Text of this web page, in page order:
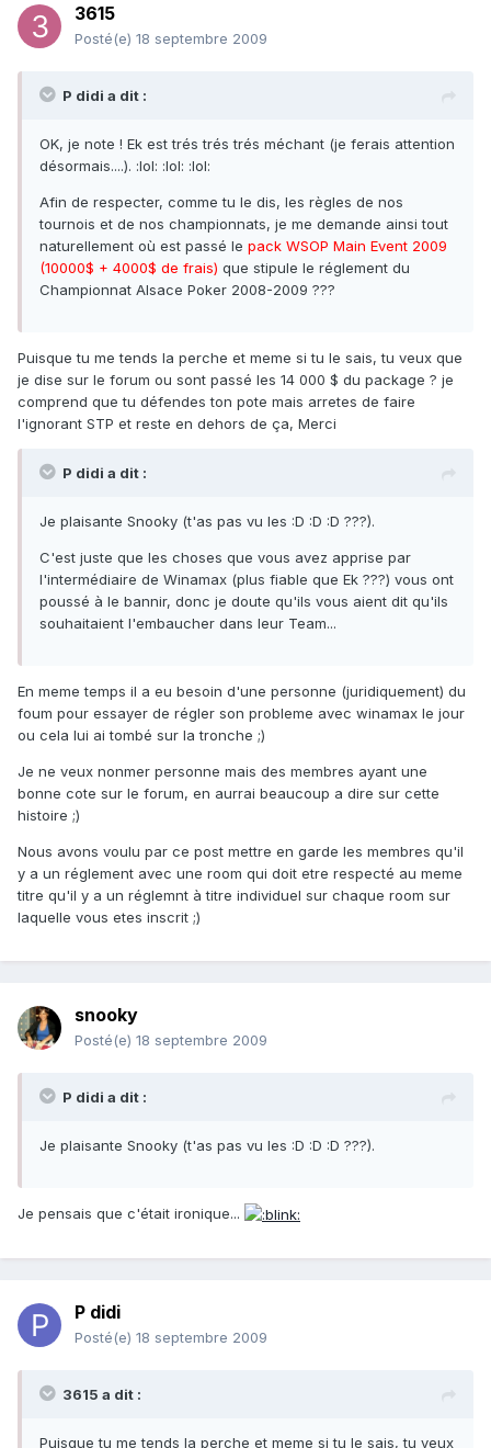
3615
Posté(e) 18 septembre 2009
P didi a dit :
OK, je note ! Ek est trés trés trés méchant (je ferais attention
désormais....). :lol: :lol: :lol:
Afin de respecter, comme tu le dis, les règles de nos
tournois et de nos championnats, je me demande ainsi tout
naturellement où est passé le pack WSOP Main Event 2009
(10000$ + 4000$ de frais) que stipule le réglement du
Championnat Alsace Poker 2008-2009 ???
Puisque tu me tends la perche et meme si tu le sais, tu veux que
je dise sur le forum ou sont passé les 14 000 $ du package ? je
comprend que tu défendes ton pote mais arretes de faire
l'ignorant STP et reste en dehors de ça, Merci
P didi a dit :
Je plaisante Snooky (t'as pas vu les :D :D :D ???).
C'est juste que les choses que vous avez apprise par
l'intermédiaire de Winamax (plus fiable que Ek ???) vous ont
poussé à le bannir, donc je doute qu'ils vous aient dit qu'ils
souhaitaient l'embaucher dans leur Team...
En meme temps il a eu besoin d'une personne (juridiquement) du
foum pour essayer de régler son probleme avec winamax le jour
ou cela lui ai tombé sur la tronche ;)
Je ne veux nonmer personne mais des membres ayant une
bonne cote sur le forum, en aurrai beaucoup a dire sur cette
histoire ;)
Nous avons voulu par ce post mettre en garde les membres qu'il
y a un réglement avec une room qui doit etre respecté au meme
titre qu'il y a un réglemnt à titre individuel sur chaque room sur
laquelle vous etes inscrit ;)
snooky
Posté(e) 18 septembre 2009
P didi a dit :
Je plaisante Snooky (t'as pas vu les :D :D :D ???).
Je pensais que c'était ironique...
P didi
Posté(e) 18 septembre 2009
3615 a dit :
Puisque tu me tends la perche et meme si tu le sais, tu veux